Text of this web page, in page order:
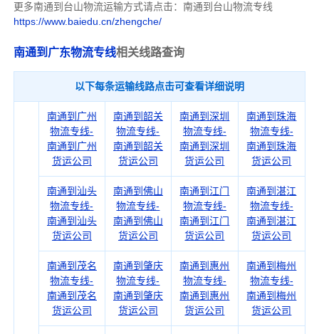
更多南通到台山物流运输方式请点击：南通到台山物流专线
https://www.baiedu.cn/zhengche/
南通到广东物流专线相关线路查询
以下每条运输线路点击可查看详细说明
南通到广州
物流专线-
南通到广州
货运公司
南通到韶关
物流专线-
南通到韶关
货运公司
南通到深圳
物流专线-
南通到深圳
货运公司
南通到珠海
物流专线-
南通到珠海
货运公司
南通到汕头
物流专线-
南通到汕头
货运公司
南通到佛山
物流专线-
南通到佛山
货运公司
南通到江门
物流专线-
南通到江门
货运公司
南通到湛江
物流专线-
南通到湛江
货运公司
南通到茂名
物流专线-
南通到茂名
货运公司
南通到肇庆
物流专线-
南通到肇庆
货运公司
南通到惠州
物流专线-
南通到惠州
货运公司
南通到梅州
物流专线-
南通到梅州
货运公司